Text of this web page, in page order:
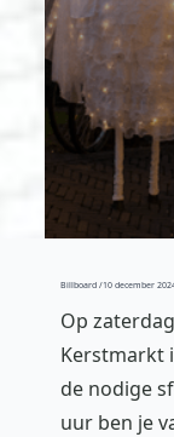
Billboard /10 december
Op
Kerstmarkt
de nodige
uur ben je